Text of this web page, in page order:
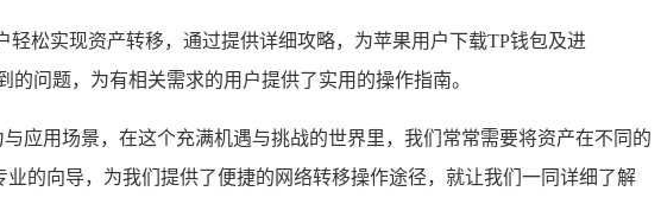
松实现资产转移，通过提供详细攻略，为苹果用户下载TP钱包及进
问题，为有相关需求的用户提供了实用的操作指南。
应用场景，在这个充满机遇与挑战的世界里，我们常常需要将资产在不同的
的向导，为我们提供了便捷的网络转移操作途径，就让我们一同详细了解